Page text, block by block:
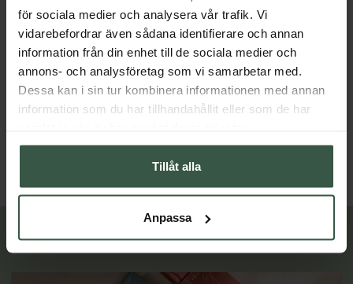
för sociala medier och analysera vår trafik. Vi
vidarebefordrar även sådana identifierare och annan
information från din enhet till de sociala medier och
annons- och analysföretag som vi samarbetar med.
Dessa kan i sin tur kombinera informationen med annan
information som du har tillhandahållit eller som de har
Tillåt alla
Anpassa
Marint Kollagen + Hyaluronsyra Ekonomipack 2x120k
Great Essentials
Testobalans Ekonomipack
Great Essentials
Lär dig mer